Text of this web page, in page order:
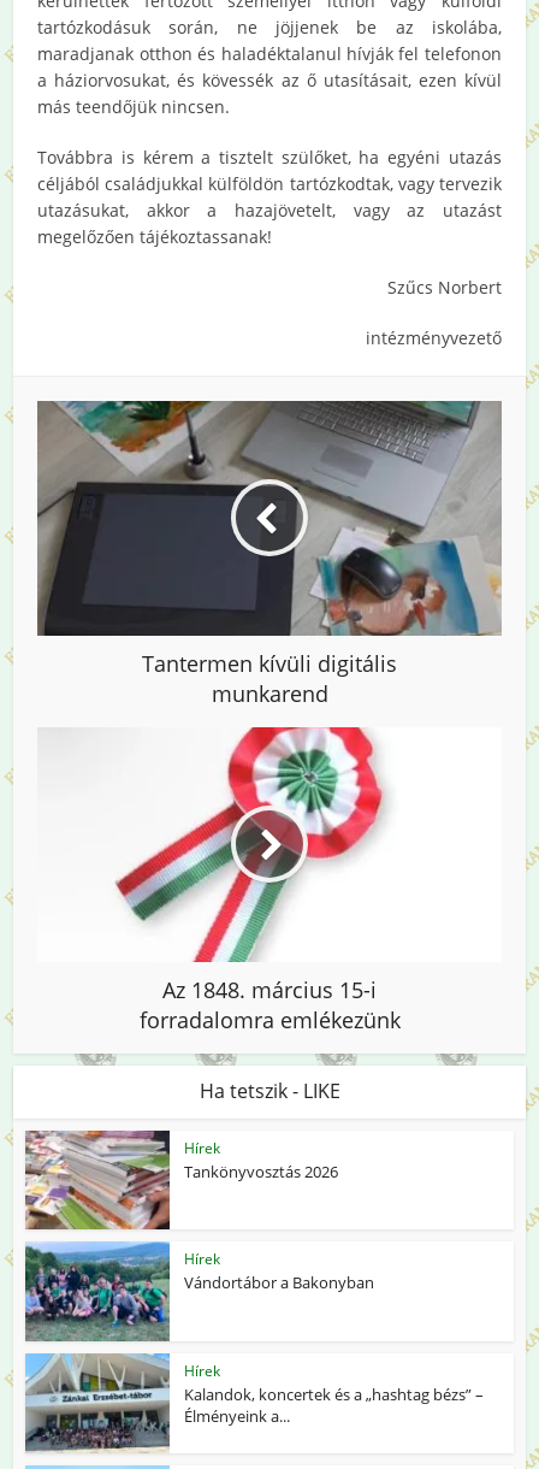
tartózkodásuk során, ne jöjjenek be az iskolába,
maradjanak otthon és haladéktalanul hívják fel telefonon
a háziorvosukat, és kövessék az ő utasításait, ezen kívül
más teendőjük nincsen.
Továbbra is kérem a tisztelt szülőket, ha egyéni utazás
céljából családjukkal külföldön tartózkodtak, vagy tervezik
utazásukat, akkor a hazajövetelt, vagy az utazást
megelőzően tájékoztassanak!
Szűcs Norbert
intézményvezető
Tantermen kívüli digitális
munkarend
Az 1848. március 15-i
forradalomra emlékezünk
Ha tetszik - LIKE
Hírek
Tankönyvosztás 2026
Hírek
Vándortábor a Bakonyban
Hírek
Kalandok, koncertek és a „hashtag bézs” –
Élményeink a...